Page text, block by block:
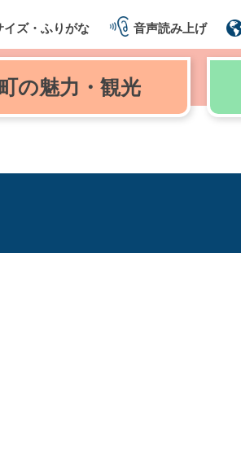
イズ・ふりがな 音声読み上げ
の魅力・観光